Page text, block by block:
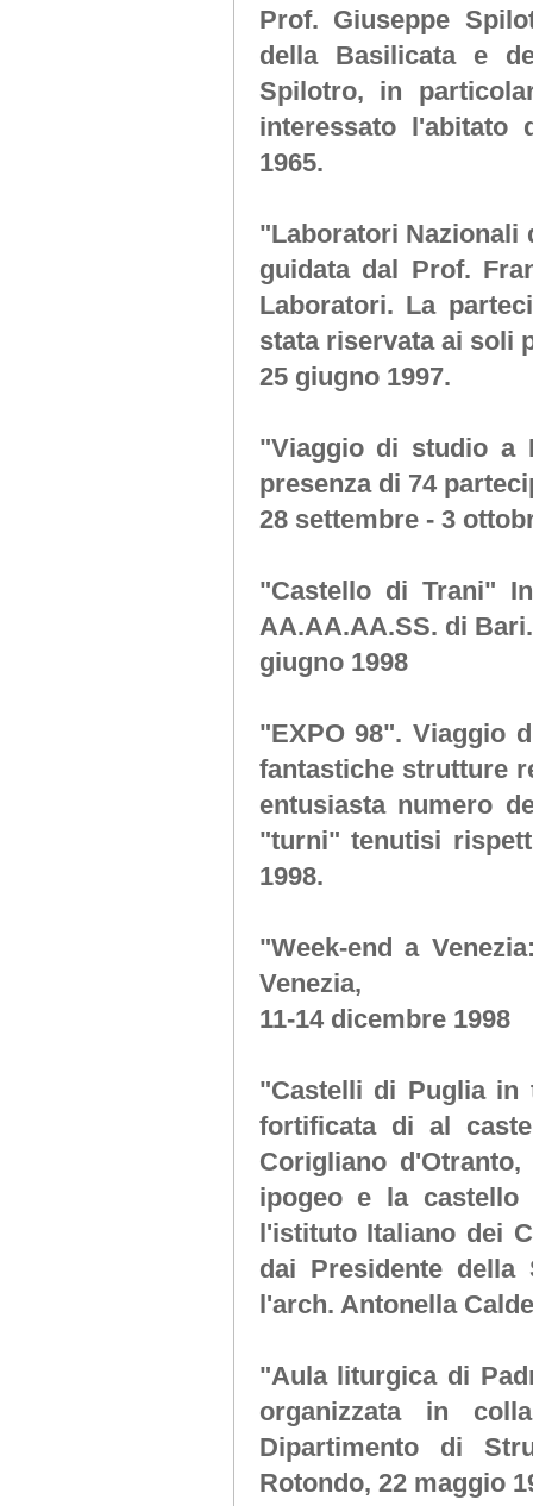
Prof. Giuseppe
della Basilicata e
Spilotro, in
interessato
1965.
"Laboratori Nazionali
guidata dal Prof.
Laboratori. La
stata riservata ai soli
25 giugno 1997.
"Viaggio di studio a
presenza di 74
28 settembre - 3
"Castello di Trani"
AA.AA.AA.SS. di
giugno 1998
"EXPO 98". Viaggio
fantastiche strutture
entusiasta numero
"turni" tenutisi
1998.
"Week-end a
Venezia,
11-14 dicembre 1998
"Castelli di Puglia in
fortificata di al
Corigliano
ipogeo e la castello
l'istituto Italiano dei
dai Presidente della
l'arch. Antonella
"Aula liturgica di
organizzata in
Dipartimento di
Rotondo, 22 maggio